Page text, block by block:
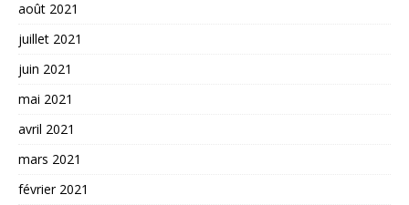
août 2021
juillet 2021
juin 2021
mai 2021
avril 2021
mars 2021
février 2021